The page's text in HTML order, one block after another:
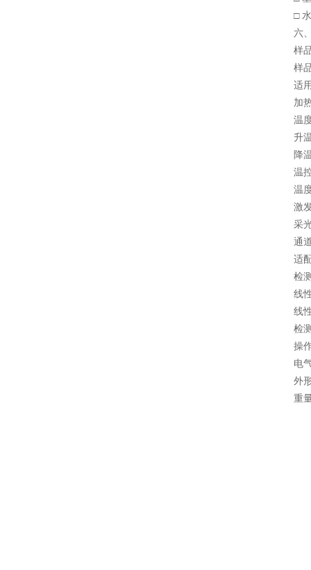
□ 水
六、
样品
样品
适用
加热
温度
升温
降温
温控
温度
激发
采光
通道
适配
检测
线性
线性
检测
操作
电气
外形
重量